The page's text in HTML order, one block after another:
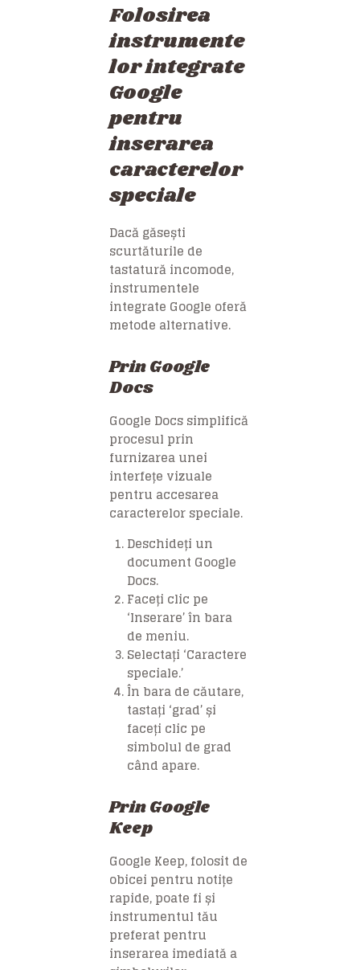
Folosirea
instrumente
lor integrate
Google
pentru
inserarea
caracterelor
speciale
Dacă găsești
scurtăturile de
tastatură incomode,
instrumentele
integrate Google oferă
metode alternative.
Prin Google
Docs
Google Docs simplifică
procesul prin
furnizarea unei
interfețe vizuale
pentru accesarea
caracterelor speciale.
Deschideți un
document Google
Docs.
Faceți clic pe
‘Inserare’ în bara
de meniu.
Selectați ‘Caractere
speciale.’
În bara de căutare,
tastați ‘grad’ și
faceți clic pe
simbolul de grad
când apare.
Prin Google
Keep
Google Keep, folosit de
obicei pentru notițe
rapide, poate fi și
instrumentul tău
preferat pentru
inserarea imediată a